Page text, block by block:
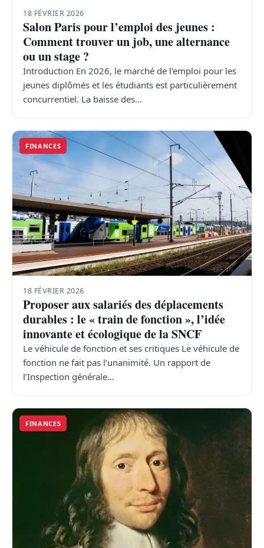
18 FÉVRIER 2026
Salon Paris pour l’emploi des jeunes :
Comment trouver un job, une alternance
ou un stage ?
Introduction En 2026, le marché de l’emploi pour les
jeunes diplômés et les étudiants est particulièrement
concurrentiel. La baisse des…
FINANCES
18 FÉVRIER 2026
Proposer aux salariés des déplacements
durables : le « train de fonction », l’idée
innovante et écologique de la SNCF
Le véhicule de fonction et ses critiques Le véhicule de
fonction ne fait pas l’unanimité. Un rapport de
l’Inspection générale…
FINANCES